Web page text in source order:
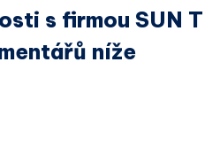
s firmou SUN
níže